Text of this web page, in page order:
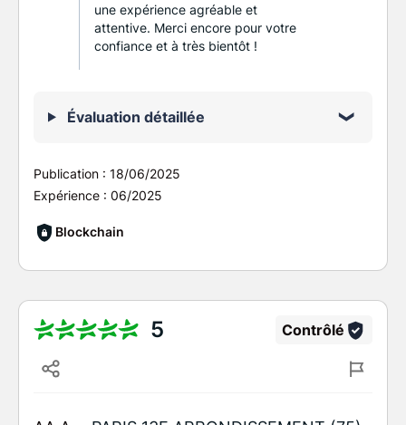
une expérience agréable et
attentive. Merci encore pour votre
confiance et à très bientôt !
Évaluation détaillée
Publication : 18/06/2025
Expérience : 06/2025
Blockchain
5 Contrôlé